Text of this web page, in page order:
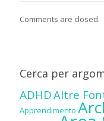
Comments are closed.
Cerca per
ADHDAltre
Apprendimento